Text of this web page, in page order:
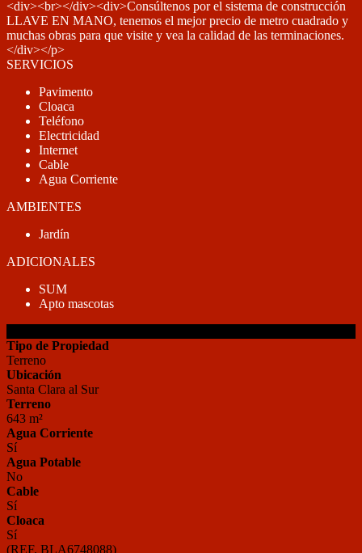
<div><br></div><div>Consúltenos por el sistema de construcción
LLAVE EN MANO, tenemos el mejor precio de metro cuadrado y
muchas obras para que visite y vea la calidad de las terminaciones.
</div></p>
SERVICIOS
Pavimento
Cloaca
Teléfono
Electricidad
Internet
Cable
Agua Corriente
AMBIENTES
Jardín
ADICIONALES
SUM
Apto mascotas
Tipo de Propiedad
Terreno
Ubicación
Santa Clara al Sur
Terreno
643 m²
Agua Corriente
Sí
Agua Potable
No
Cable
Sí
Cloaca
Sí
(REF. BLA6748088)